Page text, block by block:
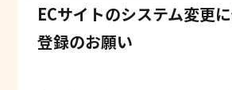
ECサイトのシステム変更
登録のお願い